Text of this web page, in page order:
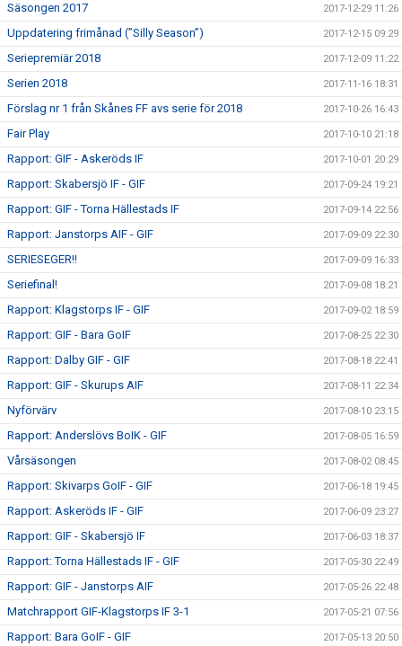
Säsongen 2017 2017-12-29 11:26
Uppdatering frimånad (”Silly Season”) 2017-12-15 09:29
Seriepremiär 2018 2017-12-09 11:22
Serien 2018 2017-11-16 18:31
Förslag nr 1 från Skånes FF avs serie för 2018 2017-10-26 16:43
Fair Play 2017-10-10 21:18
Rapport: GIF - Askeröds IF 2017-10-01 20:29
Rapport: Skabersjö IF - GIF 2017-09-24 19:21
Rapport: GIF - Torna Hällestads IF 2017-09-14 22:56
Rapport: Janstorps AIF - GIF 2017-09-09 22:30
SERIESEGER!! 2017-09-09 16:33
Seriefinal! 2017-09-08 18:21
Rapport: Klagstorps IF - GIF 2017-09-02 18:59
Rapport: GIF - Bara GoIF 2017-08-25 22:30
Rapport: Dalby GIF - GIF 2017-08-18 22:41
Rapport: GIF - Skurups AIF 2017-08-11 22:34
Nyförvärv 2017-08-10 23:15
Rapport: Anderslövs BoIK - GIF 2017-08-05 16:59
Vårsäsongen 2017-08-02 08:45
Rapport: Skivarps GoIF - GIF 2017-06-18 19:45
Rapport: Askeröds IF - GIF 2017-06-09 23:27
Rapport: GIF - Skabersjö IF 2017-06-03 18:37
Rapport: Torna Hällestads IF - GIF 2017-05-30 22:49
Rapport: GIF - Janstorps AIF 2017-05-26 22:48
Matchrapport GIF-Klagstorps IF 3-1 2017-05-21 07:56
Rapport: Bara GoIF - GIF 2017-05-13 20:50